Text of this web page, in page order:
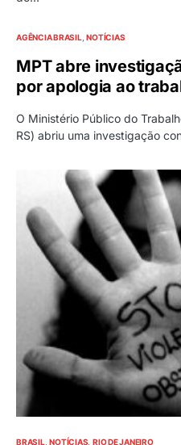
AGÊNCIA BRASIL NOTÍCIAS
MPT abre
por apologia ao
O Ministério Público do
RS) abriu uma investigação
BRASIL NOTÍCIAS RIO DE JANEIRO